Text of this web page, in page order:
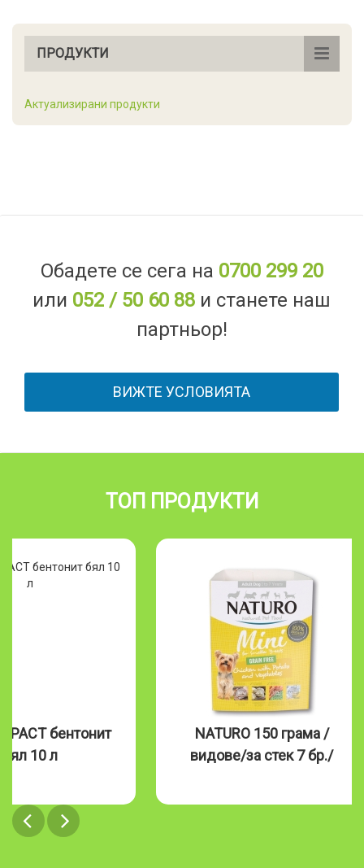
ПРОДУКТИ
Актуализирани продукти
Обадете се сега на 0700 299 20
или 052 / 50 60 88 и станете наш
партньор!
ВИЖТЕ УСЛОВИЯТА
ТОП ПРОДУКТИ
бентонит
бял 10 л
NATURO 150 грама /
видове/за стек 7 бр./